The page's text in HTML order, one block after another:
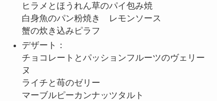
ヒラメとほうれん草のパイ包み焼
白身魚のパン粉焼き レモンソース
蟹の炊き込みピラフ
デザート：
チョコレートとパッションフルーツのヴェリー
ヌ
ライチと苺のゼリー
マーブルピーカンナッツタルト